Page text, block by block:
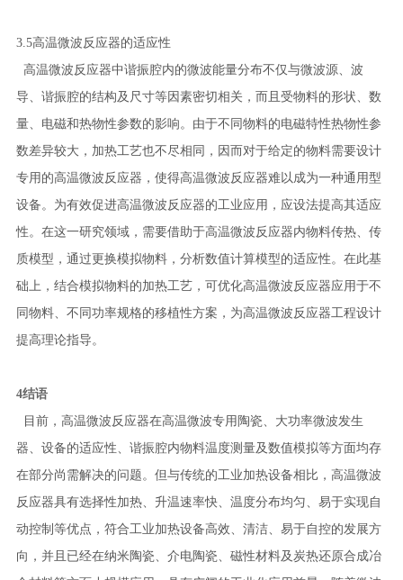
3.5高温微波反应器的适应性
高温微波反应器中谐振腔内的微波能量分布不仅与微波源、波
导、谐振腔的结构及尺寸等因素密切相关，而且受物料的形状、数
量、电磁和热物性参数的影响。由于不同物料的电磁特性热物性参
数差异较大，加热工艺也不尽相同，因而对于给定的物料需要设计
专用的高温微波反应器，使得高温微波反应器难以成为一种通用型
设备。为有效促进高温微波反应器的工业应用，应设法提高其适应
性。在这一研究领域，需要借助于高温微波反应器内物料传热、传
质模型，通过更换模拟物料，分析数值计算模型的适应性。在此基
础上，结合模拟物料的加热工艺，可优化高温微波反应器应用于不
同物料、不同功率规格的移植性方案，为高温微波反应器工程设计
提高理论指导。
4结语
目前，高温微波反应器在高温微波专用陶瓷、大功率微波发生
器、设备的适应性、谐振腔内物料温度测量及数值模拟等方面均存
在部分尚需解决的问题。但与传统的工业加热设备相比，高温微波
反应器具有选择性加热、升温速率快、温度分布均匀、易于实现自
动控制等优点，符合工业加热设备高效、清洁、易于自控的发展方
向，并且已经在纳米陶瓷、介电陶瓷、磁性材料及炭热还原合成冶